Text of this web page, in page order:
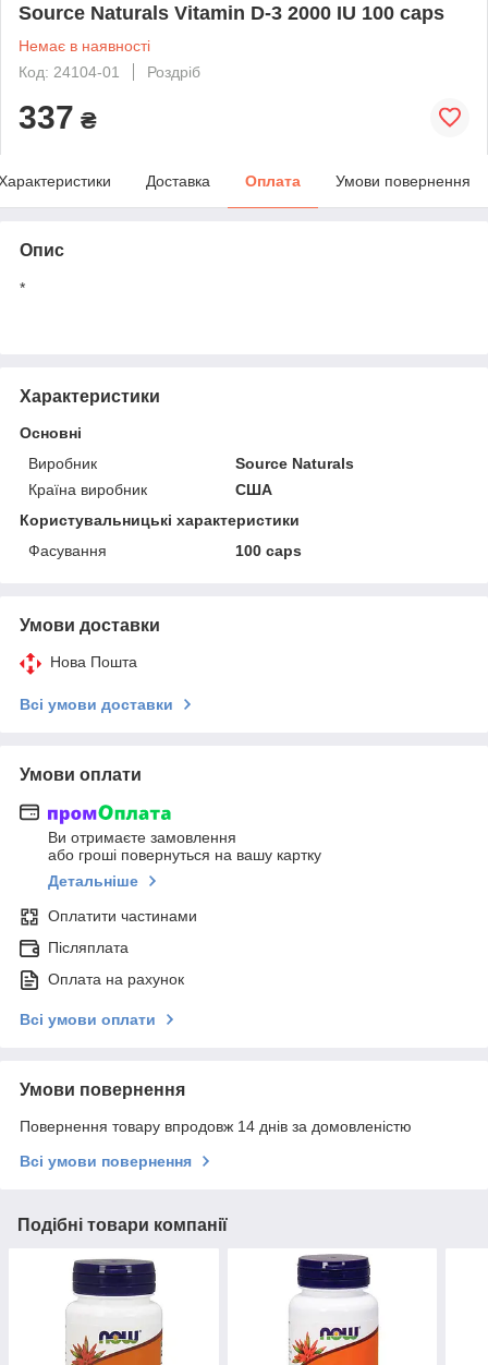
Source Naturals Vitamin D-3 2000 IU 100 caps
Немає в наявності
Код: 24104-01
Роздріб
337 ₴
Доставка Оплата Умови повернення
Опис
*
Характеристики
Основні
Виробник
Source Naturals
Країна виробник
США
Користувальницькі характеристики
Фасування
100 caps
Умови доставки
Нова Пошта
Всі умови доставки
Умови оплати
Ви отримаєте замовлення
або гроші повернуться на вашу картку
Детальніше
Оплатити частинами
Післяплата
Оплата на рахунок
Всі умови оплати
Умови повернення
Повернення товару впродовж 14 днів за домовленістю
Всі умови повернення
Подібні товари компанії